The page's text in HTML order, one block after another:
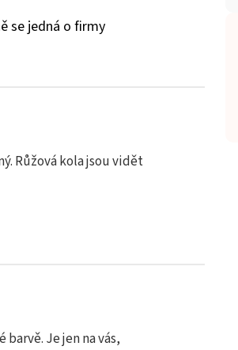
se jedná o firmy
Růžová kola jsou vidět
Je jen na vás,